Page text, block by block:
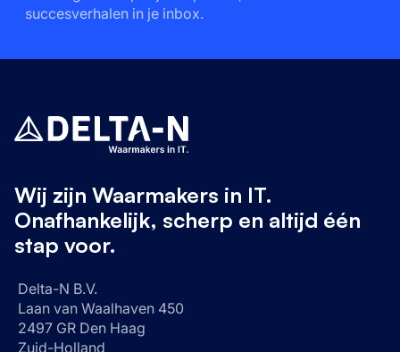
succesverhalen in je inbox.
Wij zijn Waarmakers in IT.
Onafhankelijk, scherp en altijd één
stap voor.
Delta-N B.V.
Laan van Waalhaven 450
2497 GR Den Haag
Zuid-Holland